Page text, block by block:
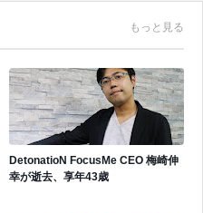
もっと見る
DetonatioN FocusMe CEO 梅崎伸
幸が逝去、享年43歳